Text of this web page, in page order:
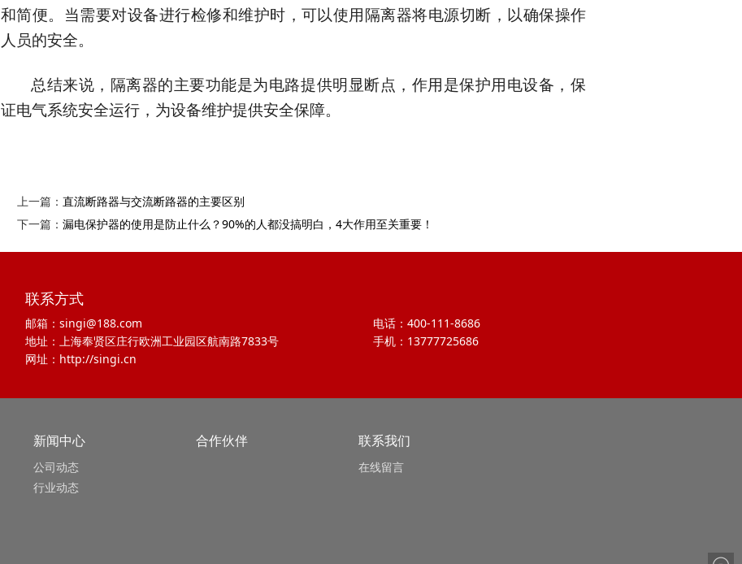
和简便。当需要对设备进行检修和维护时，可以使用隔离器将电源切断，以确保操作
人员的安全。
总结来说，隔离器的主要功能是为电路提供明显断点，作用是保护用电设备，保
证电气系统安全运行，为设备维护提供安全保障。
上一篇： 直流断路器与交流断路器的主要区别
下一篇： 漏电保护器的使用是防止什么？90%的人都没搞明白，4大作用至关重要！
联系方式
邮箱：singi@188.com
电话：400-111-8686
地址：上海奉贤区庄行欧洲工业园区航南路7833号
手机：13777725686
网址：http://singi.cn
新闻中心
公司动态
行业动态
合作伙伴 联系我们
在线留言